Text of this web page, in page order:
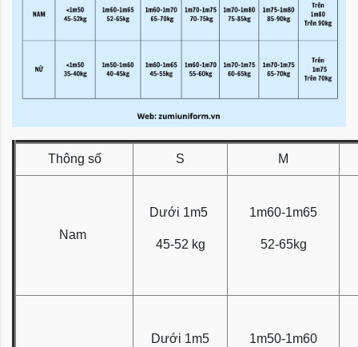
Thông số S M
Nam
Dưới 1m5
45-52 kg
1m60-1m65
52-65kg
Dưới 1m5 1m50-1m60